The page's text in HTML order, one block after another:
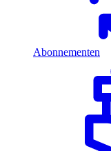
Abonnementen